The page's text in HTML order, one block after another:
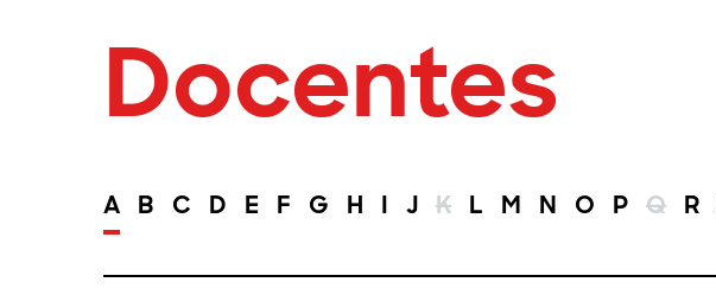
Docentes
A B C D E F G H I J K L M N O P Q R